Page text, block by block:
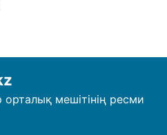
мешітінің ресми